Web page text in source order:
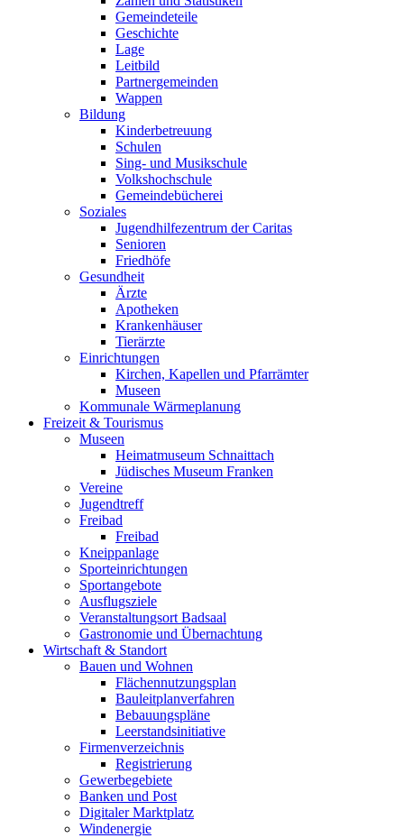
Gemeindeteile
Geschichte
Lage
Leitbild
Partnergemeinden
Wappen
Bildung
Kinderbetreuung
Schulen
Sing- und Musikschule
Volkshochschule
Gemeindebücherei
Soziales
Jugendhilfezentrum der Caritas
Senioren
Friedhöfe
Gesundheit
Ärzte
Apotheken
Krankenhäuser
Tierärzte
Einrichtungen
Kirchen, Kapellen und Pfarrämter
Museen
Kommunale Wärmeplanung
Freizeit & Tourismus
Museen
Heimatmuseum Schnaittach
Jüdisches Museum Franken
Vereine
Jugendtreff
Freibad
Freibad
Kneippanlage
Sporteinrichtungen
Sportangebote
Ausflugsziele
Veranstaltungsort Badsaal
Gastronomie und Übernachtung
Wirtschaft & Standort
Bauen und Wohnen
Flächennutzungsplan
Bauleitplanverfahren
Bebauungspläne
Leerstandsinitiative
Firmenverzeichnis
Registrierung
Gewerbegebiete
Banken und Post
Digitaler Marktplatz
Windenergie